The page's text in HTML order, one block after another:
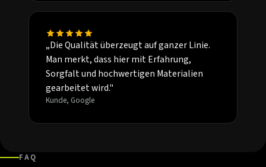
„Die Qualität überzeugt auf ganzer Linie.
Man merkt, dass hier mit Erfahrung,
Sorgfalt und hochwertigen Materialien
gearbeitet wird."
Kunde, Google
FAQ